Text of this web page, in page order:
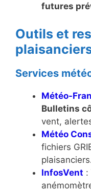
futures
Outils et
Services
Météo-
Bulletins
vent,
Météo
fichiers
InfosVent :